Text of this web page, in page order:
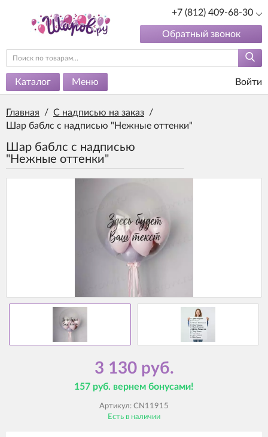
+7 (812) 409-68-30
Обратный звонок
Каталог Меню Войти
Главная / С надписью на заказ /
Шар баблс с надписью "Нежные оттенки"
Шар баблс с надписью
"Нежные оттенки"
3 130 руб.
157 руб. вернем бонусами!
Артикул: CN11915
Есть в наличии